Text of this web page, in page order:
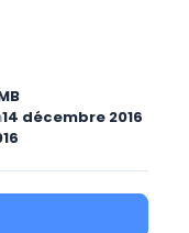
14 décembre 2016